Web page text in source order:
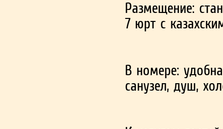
Размещение:
7 юрт с
В номере:
санузел, душ,